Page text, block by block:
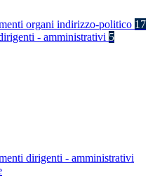
organi indirizzo-politico 17
- amministrativi 5
dirigenti - amministrativi